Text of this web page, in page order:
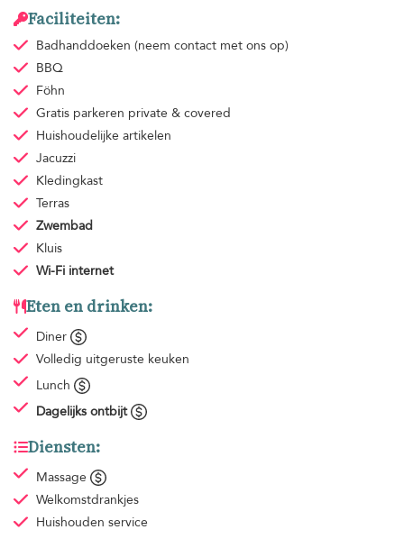
Faciliteiten:
Badhanddoeken (neem contact met ons op)
BBQ
Föhn
Gratis parkeren private & covered
Huishoudelijke artikelen
Jacuzzi
Kledingkast
Terras
Zwembad
Kluis
Wi-Fi internet
Eten en drinken:
Diner
Volledig uitgeruste keuken
Lunch
Dagelijks ontbijt
Diensten:
Massage
Welkomstdrankjes
Huishouden service